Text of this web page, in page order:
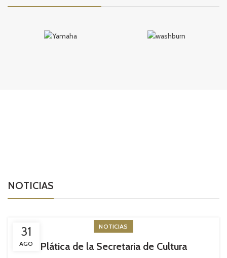
NOTICIAS
31
AGO
NOTICIAS
Plática de la Secretaria de Cultura